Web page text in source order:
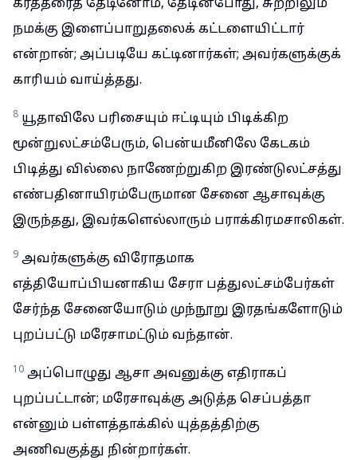
கர்த்தரைத் தேடினோம், தேடினபோது, சுற்றிலும்
நமக்கு இளைப்பாறுதலைக் கட்டளையிட்டார்
என்றான்; அப்படியே கட்டினார்கள்; அவர்களுக்குக்
காரியம் வாய்த்தது.
8 யூதாவிலே பரிசையும் ஈட்டியும் பிடிக்கிற
மூன்றுலட்சம்பேரும், பென்யமீனிலே கேடகம்
பிடித்து வில்லை நாணேற்றுகிற இரண்டுலட்சத்து
எண்பதினாயிரம்பேருமான சேனை ஆசாவுக்கு
இருந்தது, இவர்களெல்லாரும் பராக்கிரமசாலிகள்.
9 அவர்களுக்கு விரோதமாக
எத்தியோப்பியனாகிய சேரா பத்துலட்சம்பேர்கள்
சேர்ந்த சேனையோடும் முந்நூறு இரதங்களோடும்
புறப்பட்டு மரேசாமட்டும் வந்தான்.
10 அப்பொழுது ஆசா அவனுக்கு எதிராகப்
புறப்பட்டான்; மரேசாவுக்கு அடுத்த செப்பத்தா
என்னும் பள்ளத்தாக்கில் யுத்தத்திற்கு
அணிவகுத்து நின்றார்கள்.